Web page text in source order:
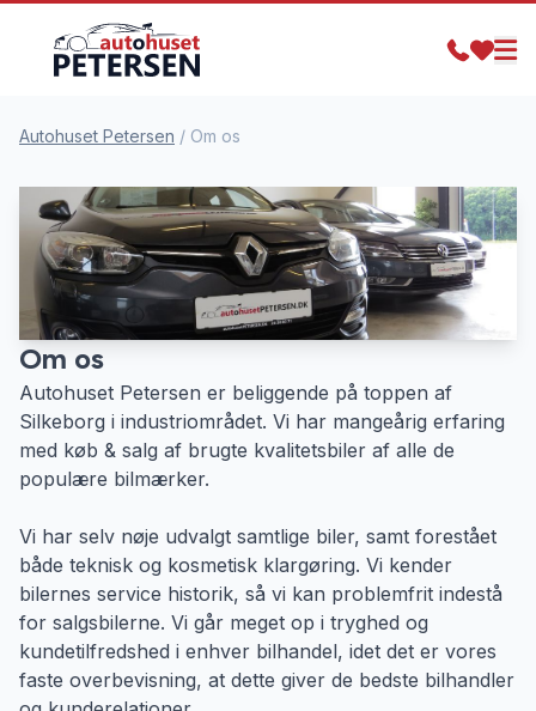
Autohuset Petersen / Om os
Om os
Autohuset Petersen er beliggende på toppen af
Silkeborg i industriområdet. Vi har mangeårig erfaring
med køb & salg af brugte kvalitetsbiler af alle de
populære bilmærker.
Vi har selv nøje udvalgt samtlige biler, samt forestået
både teknisk og kosmetisk klargøring. Vi kender
bilernes service historik, så vi kan problemfrit indestå
for salgsbilerne. Vi går meget op i tryghed og
kundetilfredshed i enhver bilhandel, idet det er vores
faste overbevisning, at dette giver de bedste bilhandler